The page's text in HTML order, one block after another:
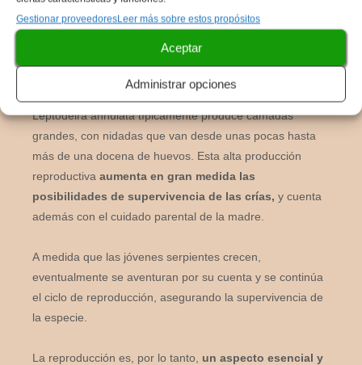
Gestionar proveedoresLeer más sobre estos propósitos
Aceptar
Administrar opciones
Este procesoes común en muchos reptiles,y después
de un período de gestación, la hembra pone los huevos,
Leptodeira annulata típicamente produce camadas
grandes, con nidadas que van desde unas pocas hasta
más de una docena de huevos. Esta alta producción
reproductiva aumenta en gran medida las
posibilidades de supervivencia de las crías, y cuenta
además con el cuidado parental de la madre.
A medida que las jóvenes serpientes crecen,
eventualmente se aventuran por su cuenta y se continúa
el ciclo de reproducción, asegurando la supervivencia de
la especie.
La reproducción es, por lo tanto, un aspecto esencial y